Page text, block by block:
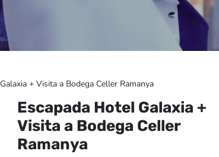
+ Visita a Bodega Celler Ramanya
Escapada Hotel Galaxia +
Visita a Bodega Celler
Ramanya